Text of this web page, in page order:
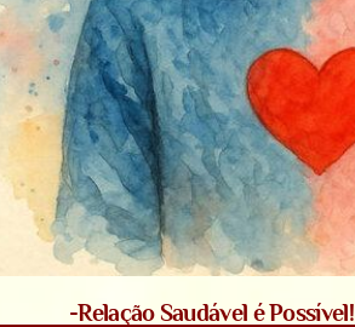
-Relação Saudável é